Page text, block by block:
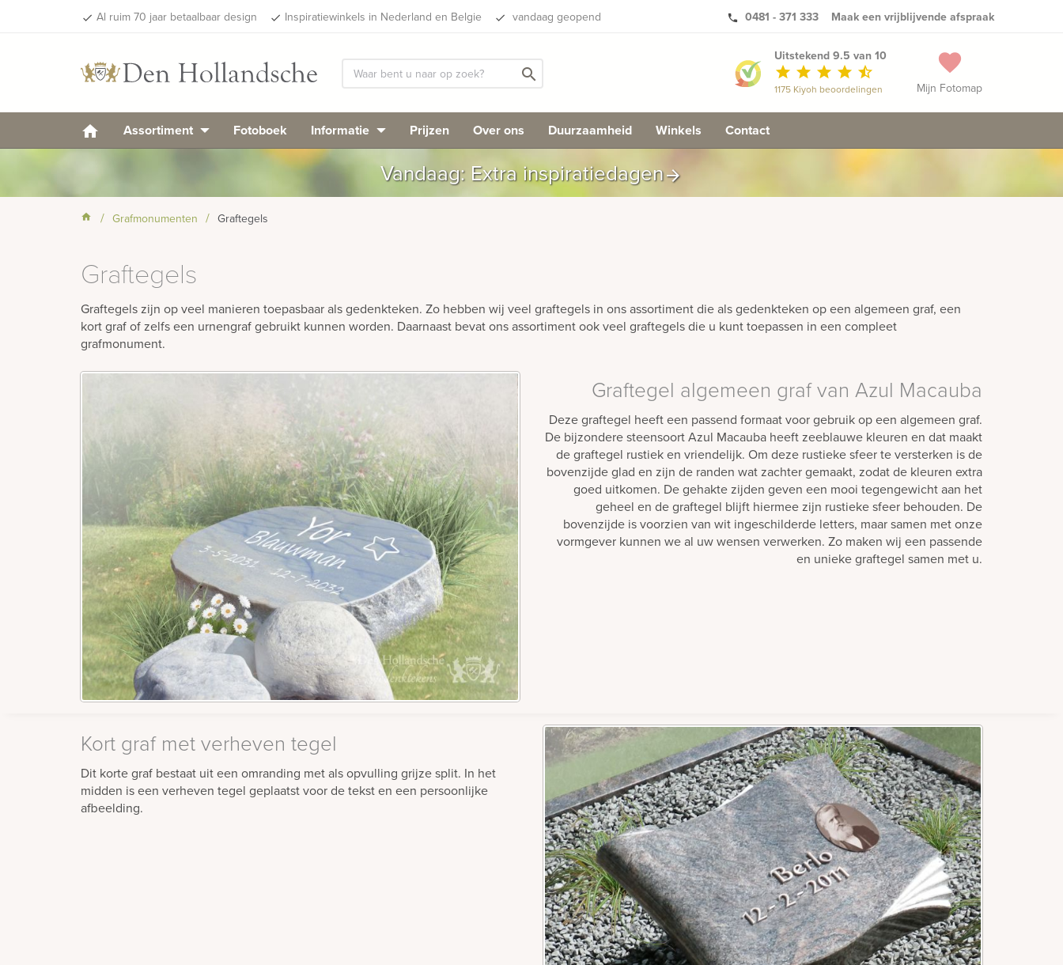
done Al ruim 70 jaar betaalbaar design done Inspiratiewinkels in Nederland en Belgie done vandaag geopend phone 0481 - 371 333 Maak een vrijblijvende afspraak
search favorite
Mijn Fotomap
Uitstekend 9.5 van 10
star star star star star_half
1175 Kiyoh beoordelingen
Assortiment Fotoboek Informatie Prijzen Over ons Duurzaamheid Winkels Contact
Vandaag: Extra inspiratiedagenarrow_forward
Grafmonumenten Graftegels
Graftegels
Graftegels zijn op veel manieren toepasbaar als gedenkteken. Zo hebben wij veel graftegels in ons assortiment die als gedenkteken op een algemeen graf, een
kort graf of zelfs een urnengraf gebruikt kunnen worden. Daarnaast bevat ons assortiment ook veel graftegels die u kunt toepassen in een compleet
grafmonument.
Graftegel algemeen graf van Azul Macauba
Deze graftegel heeft een passend formaat voor gebruik op een algemeen graf.
De bijzondere steensoort Azul Macauba heeft zeeblauwe kleuren en dat maakt
de graftegel rustiek en vriendelijk. Om deze rustieke sfeer te versterken is de
bovenzijde glad en zijn de randen wat zachter gemaakt, zodat de kleuren extra
goed uitkomen. De gehakte zijden geven een mooi tegengewicht aan het
geheel en de graftegel blijft hiermee zijn rustieke sfeer behouden. De
bovenzijde is voorzien van wit ingeschilderde letters, maar samen met onze
vormgever kunnen we al uw wensen verwerken. Zo maken wij een passende
en unieke graftegel samen met u.
Kort graf met verheven tegel
Dit korte graf bestaat uit een omranding met als opvulling grijze split. In het
midden is een verheven tegel geplaatst voor de tekst en een persoonlijke
afbeelding.